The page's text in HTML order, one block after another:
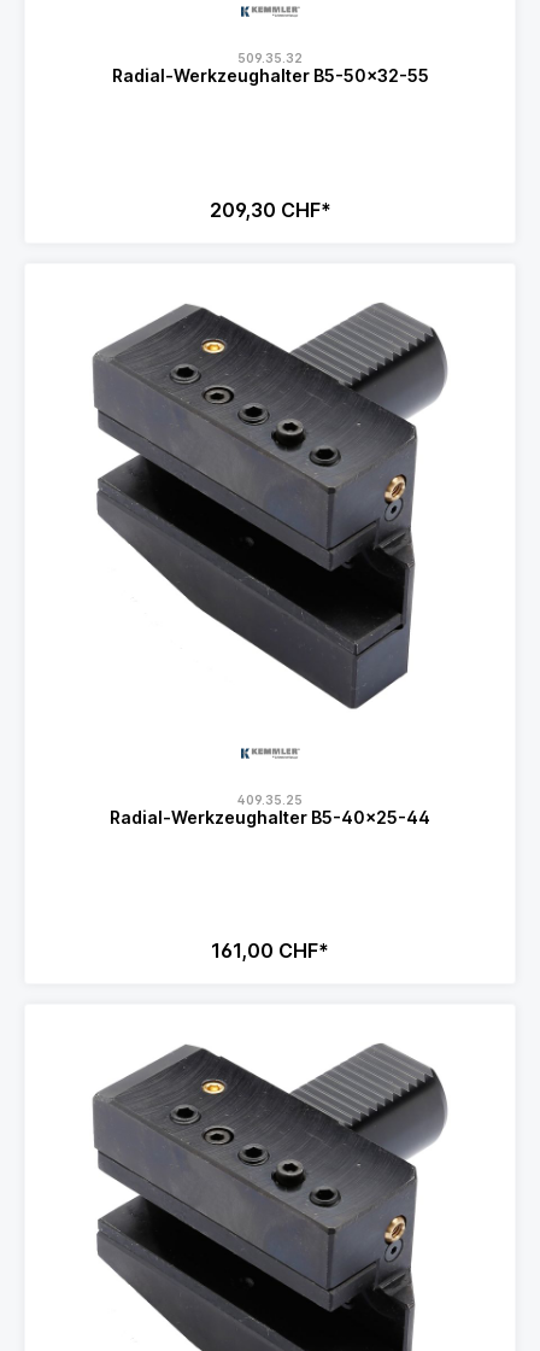
509.35.32
Radial-Werkzeughalter B5-50x32-55
209,30 CHF*
409.35.25
Radial-Werkzeughalter B5-40x25-44
161,00 CHF*